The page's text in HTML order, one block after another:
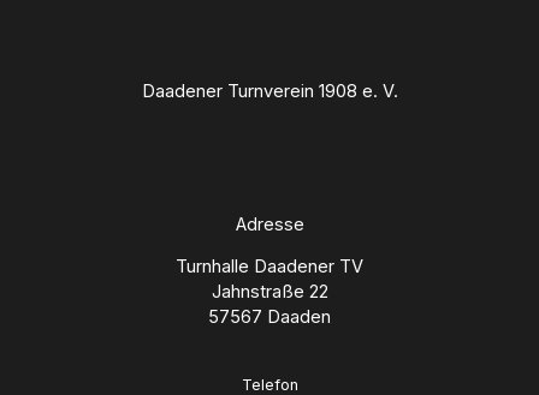
Daadener Turnverein 1908 e. V.
Adresse
Turnhalle Daadener TV
Jahnstraße 22
57567 Daaden
Telefon